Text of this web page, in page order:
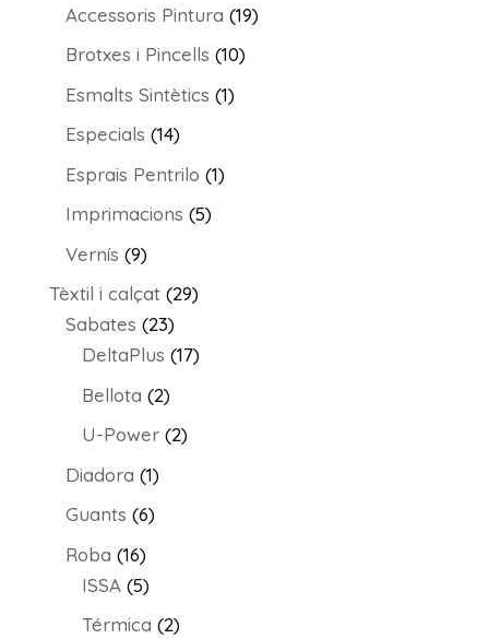
productes
Accessoris Pintura 1919
Brotxes i Pincells 1010
Esmalts Sintètics 11
Especials 1414
productes
Esprais Pentrilo 11
Imprimacions 55
Vernís 99
productes
Tèxtil i calçat 2929
Sabates 2323
productes
DeltaPlus 1717
Bellota 22
productes
U-Power 22
Diadora 11
producte
Guants 66
Roba 1616
productes
ISSA 55
productes
Térmica 22